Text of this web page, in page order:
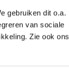
gebruiken dit o.a.
van sociale
Zie ook ons
met
Een